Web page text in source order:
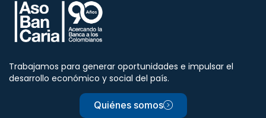
Trabajamos para generar oportunidades e impulsar el
desarrollo económico y social del país.
Quiénes somos